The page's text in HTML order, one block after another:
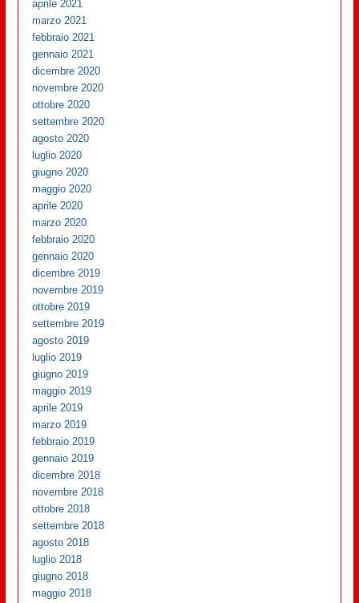
aprile 2021
marzo 2021
febbraio 2021
gennaio 2021
dicembre 2020
novembre 2020
ottobre 2020
settembre 2020
agosto 2020
luglio 2020
giugno 2020
maggio 2020
aprile 2020
marzo 2020
febbraio 2020
gennaio 2020
dicembre 2019
novembre 2019
ottobre 2019
settembre 2019
agosto 2019
luglio 2019
giugno 2019
maggio 2019
aprile 2019
marzo 2019
febbraio 2019
gennaio 2019
dicembre 2018
novembre 2018
ottobre 2018
settembre 2018
agosto 2018
luglio 2018
giugno 2018
maggio 2018